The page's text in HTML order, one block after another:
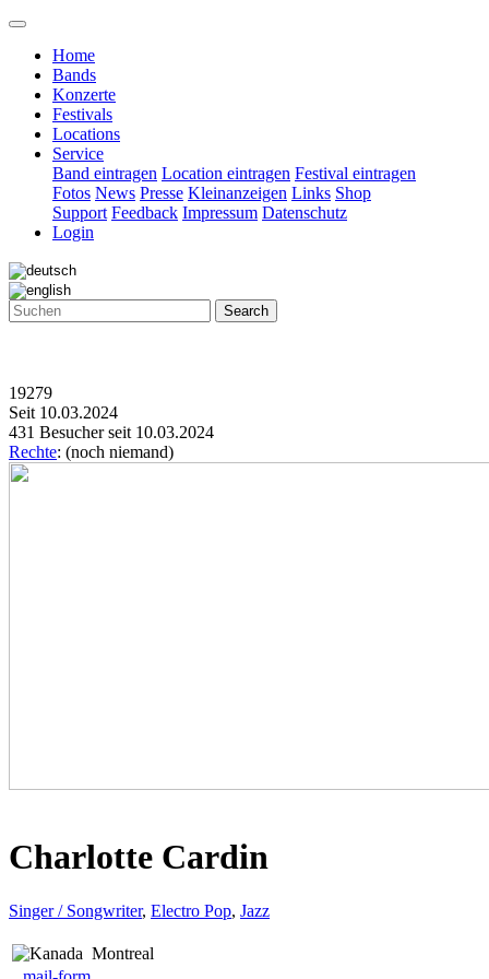
Home
Bands
Konzerte
Festivals
Locations
Service
Band eintragen Location eintragen Festival eintragen
Fotos News Presse Kleinanzeigen Links Shop
Support Feedback Impressum Datenschutz
Login
Search
19279
Seit 10.03.2024
431 Besucher seit 10.03.2024
Rechte: (noch niemand)
Charlotte Cardin
Singer / Songwriter, Electro Pop, Jazz
Montreal